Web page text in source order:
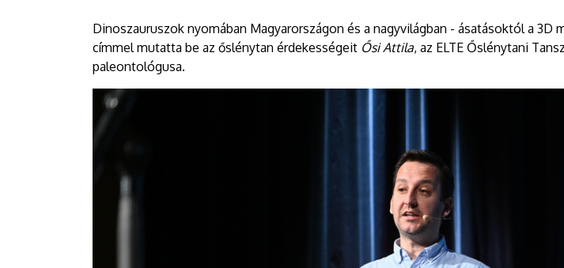
Dinoszauruszok nyomában Magyarországon és a nagyvilágban - ásatásoktól a 3D
címmel mutatta be az őslénytan érdekességeit Ősi Attila, az ELTE Őslénytani
paleontológusa.